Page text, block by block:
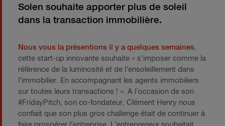
Solen souhaite apporter plus de soleil
dans la transaction immobilière.
Nous vous la présentions il y a quelques semaines,
cette start-up innovante souhaite « s'imposer comme la
référence de la luminosité et de l’ensoleillement dans
l’immobilier. En accompagnant les agents immobiliers
sur toutes leurs transactions ! ». A l’occasion de son
#FridayPitch, son co-fondateur, Clément Henry nous
confiait que son plus gros challenge était de continuer à